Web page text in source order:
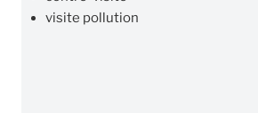
visite pollution